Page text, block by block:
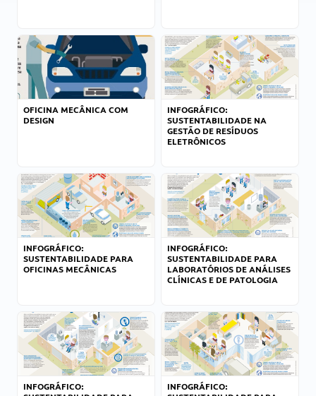
OFICINA MECÂNICA COM
DESIGN
INFOGRÁFICO:
SUSTENTABILIDADE NA
GESTÃO DE RESÍDUOS
ELETRÔNICOS
INFOGRÁFICO:
SUSTENTABILIDADE PARA
OFICINAS MECÂNICAS
INFOGRÁFICO:
SUSTENTABILIDADE PARA
LABORATÓRIOS DE ANÁLISES
CLÍNICAS E DE PATOLOGIA
INFOGRÁFICO:
INFOGRÁFICO: